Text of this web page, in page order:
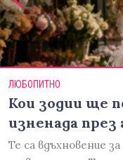
ЛЮБОПИТНО
Кои зодии ще
изненада през
Те са вдъхновение